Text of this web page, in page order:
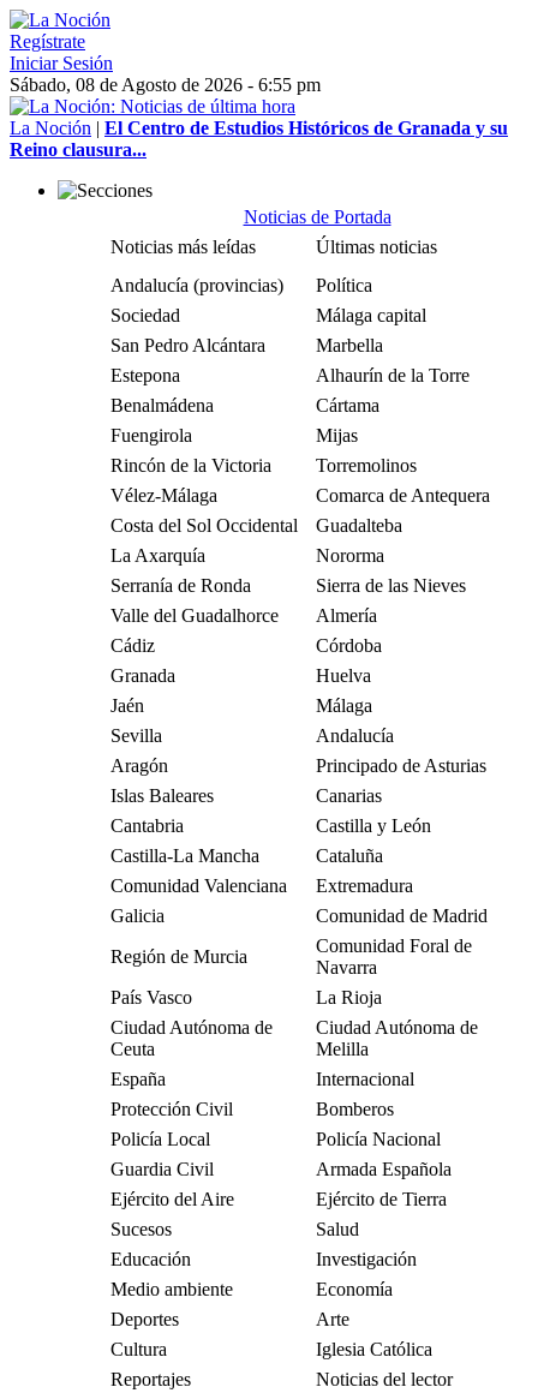
Regístrate
Iniciar Sesión
Sábado, 08 de Agosto de 2026 - 6:55 pm
La Noción | El Centro de Estudios Históricos de Granada y su
Reino clausura...
Noticias de Portada
Noticias más leídas
Últimas noticias
Andalucía (provincias)
Política
Sociedad
Málaga capital
San Pedro Alcántara
Marbella
Estepona
Alhaurín de la Torre
Benalmádena
Cártama
Fuengirola
Mijas
Rincón de la Victoria
Torremolinos
Vélez-Málaga
Comarca de Antequera
Costa del Sol Occidental
Guadalteba
La Axarquía
Nororma
Serranía de Ronda
Sierra de las Nieves
Valle del Guadalhorce
Almería
Cádiz
Córdoba
Granada
Huelva
Jaén
Málaga
Sevilla
Andalucía
Aragón
Principado de Asturias
Islas Baleares
Canarias
Cantabria
Castilla y León
Castilla-La Mancha
Cataluña
Comunidad Valenciana
Extremadura
Galicia
Comunidad de Madrid
Región de Murcia
Comunidad Foral de
Navarra
País Vasco
La Rioja
Ciudad Autónoma de
Ceuta
Ciudad Autónoma de
Melilla
España
Internacional
Protección Civil
Bomberos
Policía Local
Policía Nacional
Guardia Civil
Armada Española
Ejército del Aire
Ejército de Tierra
Sucesos
Salud
Educación
Investigación
Medio ambiente
Economía
Deportes
Arte
Cultura
Iglesia Católica
Reportajes
Noticias del lector